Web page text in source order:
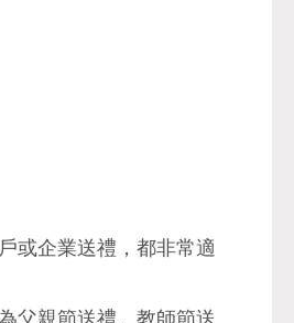
或企業送禮，都非常適
父親節送禮、教師節送